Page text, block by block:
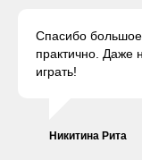
Спасибо
практично. Даже
играть!
Никитина Рита